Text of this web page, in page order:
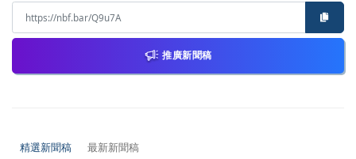
推廣新聞稿
精選新聞稿 最新新聞稿